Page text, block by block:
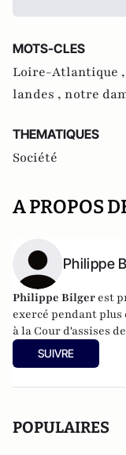
MOTS-CLES
Loire-Atlantique ,
landes , notre
THEMATIQUES
Société
A PROPOS
Philippe
Philippe Bilger est
exercé pendant
à la Cour d'assises
honoraire. Il a été
affaires qui ont
Carrefour du
SUIVRE
POPULAIRES